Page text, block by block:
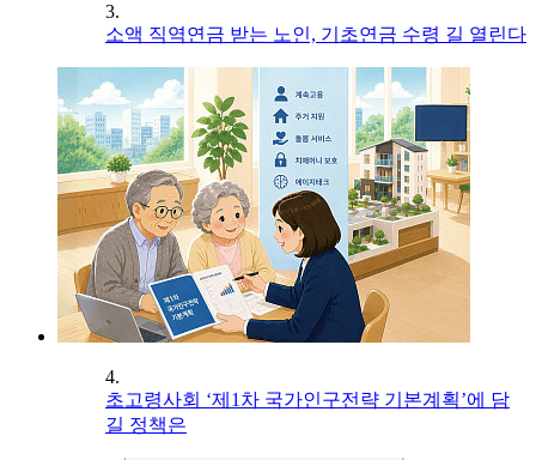
3.
소액 직역연금 받는 노인, 기초연금 수령 길 열린다
4.
초고령사회 ‘제1차 국가인구전략 기본계획’에 담
길 정책은